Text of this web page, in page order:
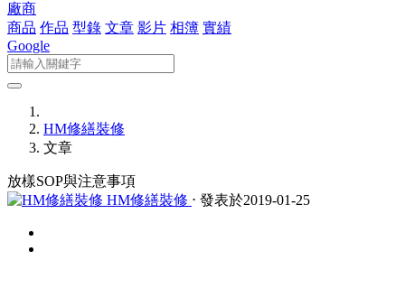
廠商
商品 作品 型錄 文章 影片 相簿 實績
Google
HM修繕裝修
文章
放樣SOP與注意事項
HM修繕裝修 ⋅ 發表於2019-01-25